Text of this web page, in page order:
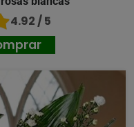
4.92 / 5